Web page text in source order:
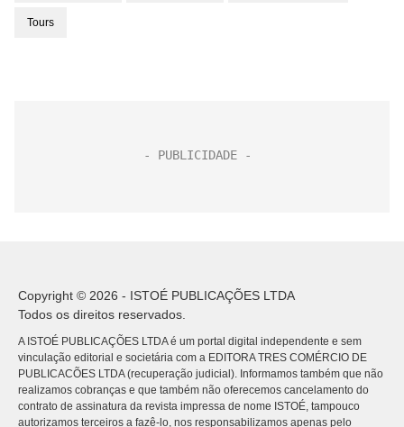
Tours
Copyright © 2026 - ISTOÉ PUBLICAÇÕES LTDA
Todos os direitos reservados.
A ISTOÉ PUBLICAÇÕES LTDA é um portal digital independente e sem
vinculação editorial e societária com a EDITORA TRES COMÉRCIO DE
PUBLICACÕES LTDA (recuperação judicial). Informamos também que não
realizamos cobranças e que também não oferecemos cancelamento do
contrato de assinatura da revista impressa de nome ISTOÉ, tampouco
autorizamos terceiros a fazê-lo, nos responsabilizamos apenas pelo